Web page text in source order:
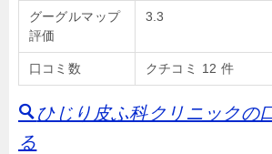
グーグルマップ
評価
3.3
口コミ数 クチコミ 12 件
ひじり皮ふ科クリニックの
る